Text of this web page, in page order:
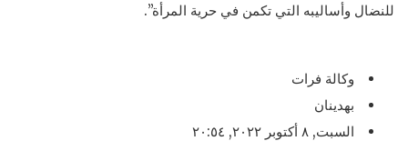
للنضال وأساليبه التي تكمن في حرية المرأة”.
وكالة فرات
بهدينان
السبت, ٨ أكتوبر ٢٠٢٢, ٢٠:٥٤